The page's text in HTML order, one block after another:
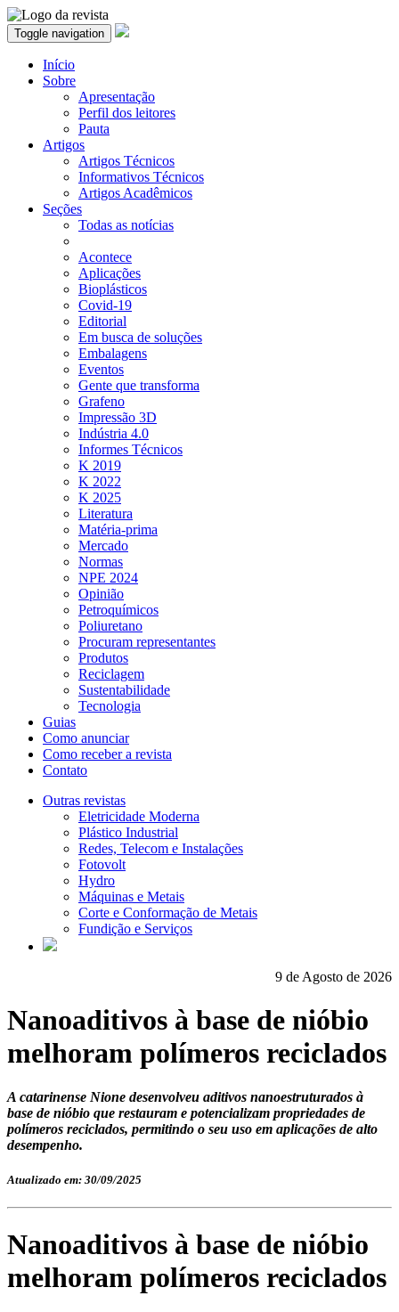
Toggle navigation
Início
Sobre
Apresentação
Perfil dos leitores
Pauta
Artigos
Artigos Técnicos
Informativos Técnicos
Artigos Acadêmicos
Seções
Todas as notícias
Acontece
Aplicações
Bioplásticos
Covid-19
Editorial
Em busca de soluções
Embalagens
Eventos
Gente que transforma
Grafeno
Impressão 3D
Indústria 4.0
Informes Técnicos
K 2019
K 2022
K 2025
Literatura
Matéria-prima
Mercado
Normas
NPE 2024
Opinião
Petroquímicos
Poliuretano
Procuram representantes
Produtos
Reciclagem
Sustentabilidade
Tecnologia
Guias
Como anunciar
Como receber a revista
Contato
Outras revistas
Eletricidade Moderna
Plástico Industrial
Redes, Telecom e Instalações
Fotovolt
Hydro
Máquinas e Metais
Corte e Conformação de Metais
Fundição e Serviços
9 de Agosto de 2026
Nanoaditivos à base de nióbio
melhoram polímeros reciclados
A catarinense Nione desenvolveu aditivos nanoestruturados à
base de nióbio que restauram e potencializam propriedades de
polímeros reciclados, permitindo o seu uso em aplicações de alto
desempenho.
Atualizado em: 30/09/2025
Nanoaditivos à base de nióbio
melhoram polímeros reciclados